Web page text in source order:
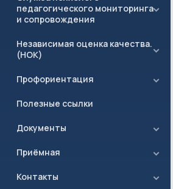
педагогического мониторинга
и сопровождения
Независимая оценка качества.
(НОК)
Профориентация
Полезные ссылки
Документы
Приёмная
Контакты